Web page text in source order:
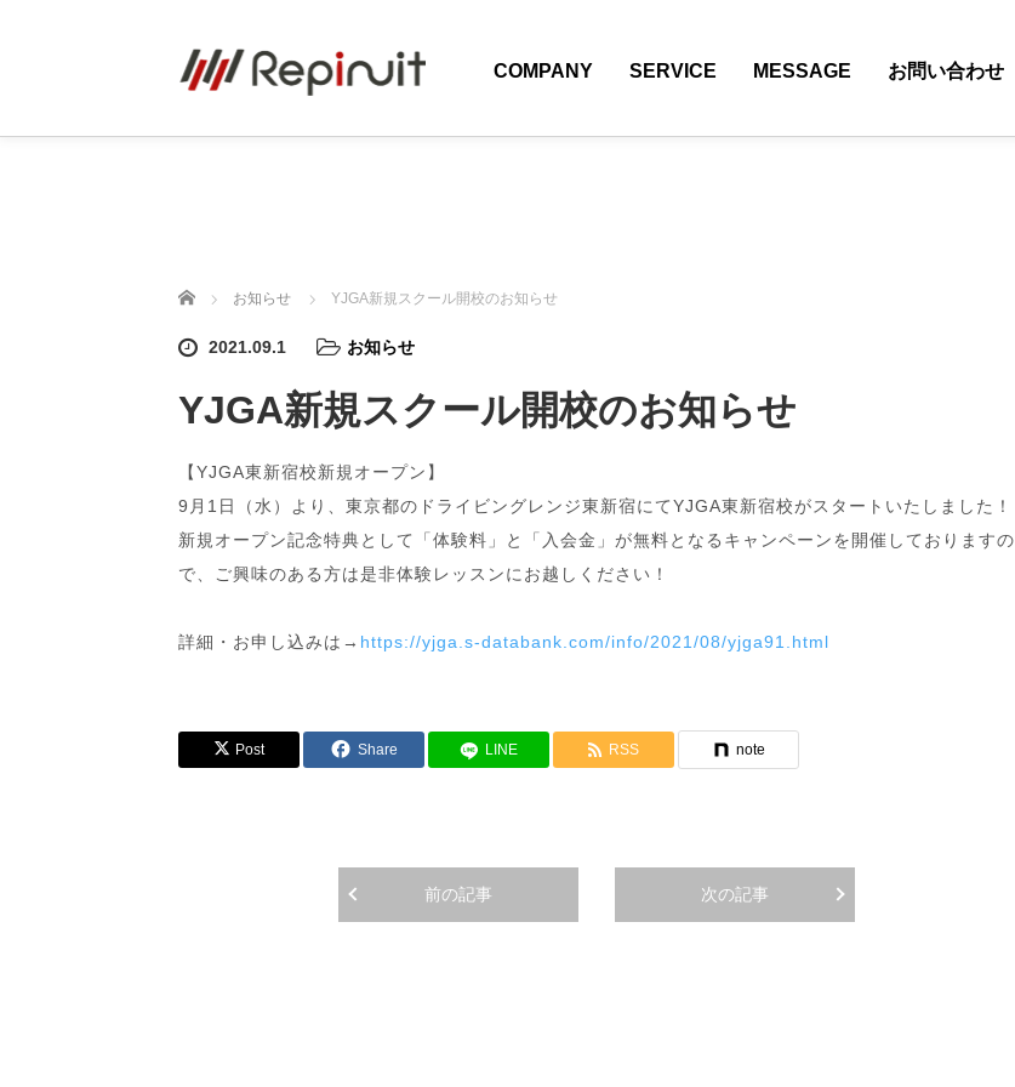
COMPANY SERVICE MESSAGE お問い合わせ
ホーム お知らせ YJGA新規スクール開校のお知らせ
2021.09.1 お知らせ
YJGA新規スクール開校のお知らせ
【YJGA東新宿校新規オープン】
9月1日（水）より、東京都のドライビングレンジ東新宿にてYJGA東新宿校がスタートいたしました！
新規オープン記念特典として「体験料」と「入会金」が無料となるキャンペーンを開催しておりますの
で、ご興味のある方は是非体験レッスンにお越しください！
詳細・お申し込みは→ https://yjga.s-databank.com/info/2021/08/yjga91.html
Post Share LINE RSS note
前の記事 次の記事